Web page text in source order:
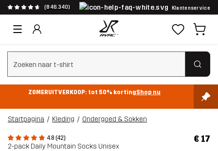
(846.340) Klantenservice
Zoeken wissen
ZOMERUITVERKOOP: tot 50% kortingShop nu
Startpagina Kleding Ondergoed & Sokken
4.8 (42)
2-pack Daily Mountain Socks Unisex
€ 17